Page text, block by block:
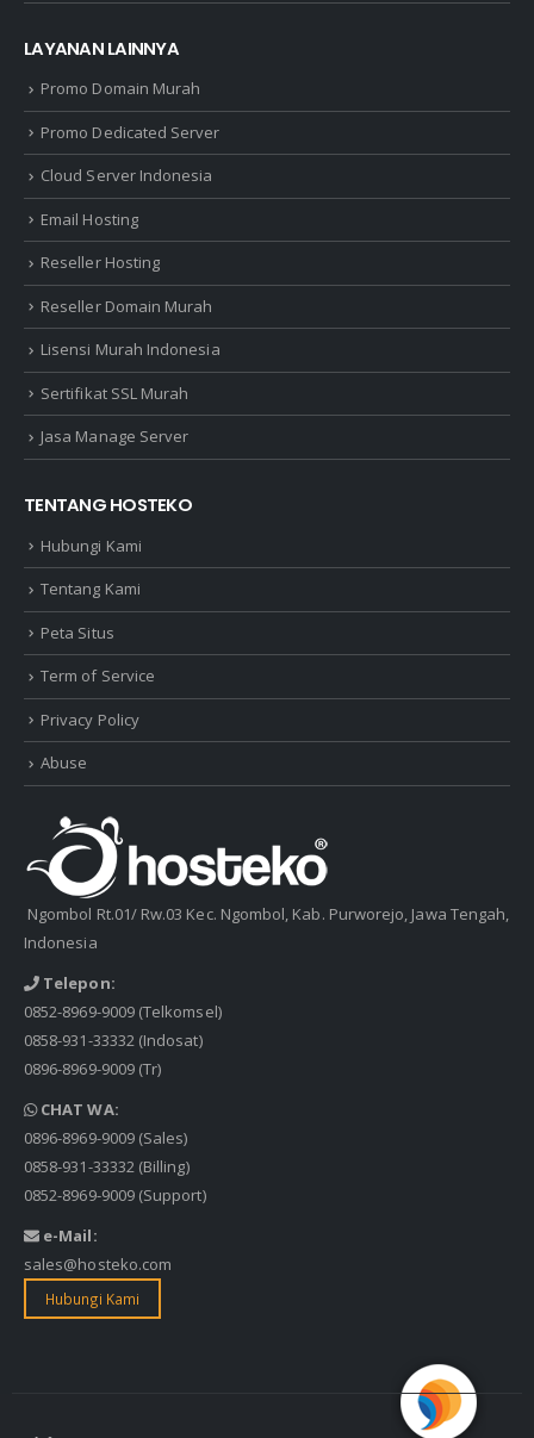
LAYANAN LAINNYA
Promo Domain Murah
Promo Dedicated Server
Cloud Server Indonesia
Email Hosting
Reseller Hosting
Reseller Domain Murah
Lisensi Murah Indonesia
Sertifikat SSL Murah
Jasa Manage Server
TENTANG HOSTEKO
Hubungi Kami
Tentang Kami
Peta Situs
Term of Service
Privacy Policy
Abuse
Ngombol Rt.01/ Rw.03 Kec. Ngombol, Kab. Purworejo, Jawa Tengah,
Indonesia
Telepon:
0852-8969-9009(Telkomsel)
0858-931-33332(Indosat)
0896-8969-9009(Tr)
CHAT WA:
0896-8969-9009(Sales)
0858-931-33332(Billing)
0852-8969-9009(Support)
e-Mail:
sales@hosteko.com
Hubungi Kami